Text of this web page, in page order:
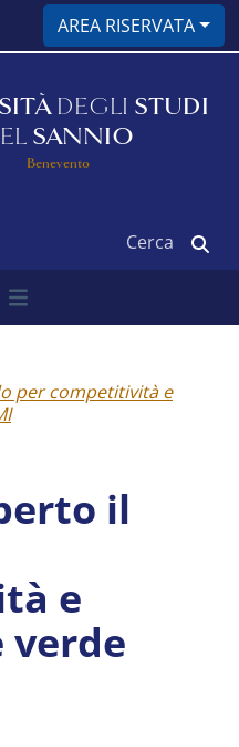
AREA RISERVATA
DEGLI STUDI
SANNIO
Benevento
per competitività e
il
e